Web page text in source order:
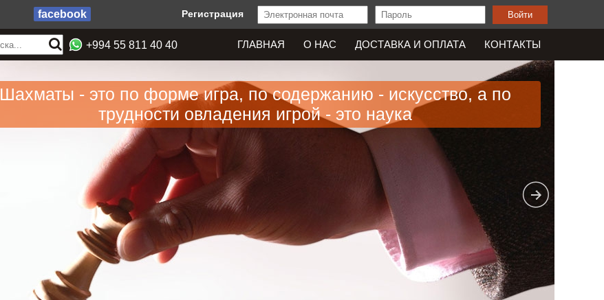
facebook Регистрация
+994 55 811 40 40 ГЛАВНАЯ О НАС ДОСТАВКА И OПЛАТА КОНТАКТЫ
Шахматы - это по форме игра, по содержанию - искусство, а по
трудности овладения игрой - это наука